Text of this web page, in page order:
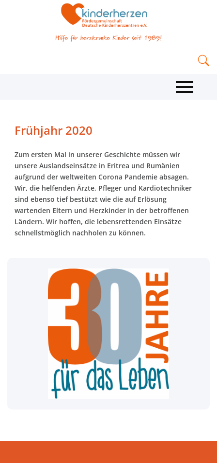
Frühjahr 2020
Zum ersten Mal in unserer Geschichte müssen wir
unsere Auslandseinsätze in Eritrea und Rumänien
aufgrund der weltweiten Corona Pandemie absagen.
Wir, die helfenden Ärzte, Pfleger und Kardiotechniker
sind ebenso tief bestützt wie die auf Erlösung
wartenden Eltern und Herzkinder in der betroffenen
Ländern. Wir hoffen, die lebensrettenden Einsätze
schnellstmöglich nachholen zu können.